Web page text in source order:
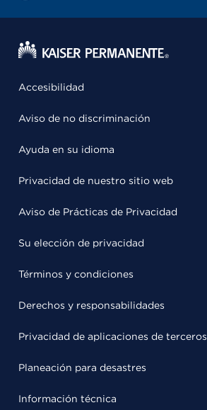
Accesibilidad
Aviso de no discriminación
Ayuda en su idioma
Privacidad de nuestro sitio web
Aviso de Prácticas de Privacidad
Su elección de privacidad
Términos y condiciones
Derechos y responsabilidades
Privacidad de aplicaciones de terceros
Planeación para desastres
Información técnica